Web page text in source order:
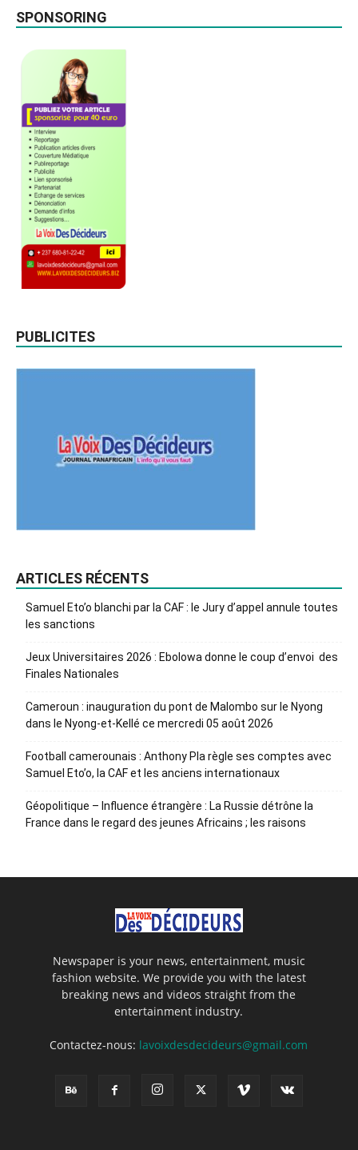
SPONSORING
PUBLICITES
ARTICLES RÉCENTS
Samuel Eto’o blanchi par la CAF : le Jury d’appel annule toutes
les sanctions
Jeux Universitaires 2026 : Ebolowa donne le coup d’envoi des
Finales Nationales
Cameroun : inauguration du pont de Malombo sur le Nyong
dans le Nyong-et-Kellé ce mercredi 05 août 2026
Football camerounais : Anthony Pla règle ses comptes avec
Samuel Eto’o, la CAF et les anciens internationaux
Géopolitique – Influence étrangère : La Russie détrône la
France dans le regard des jeunes Africains ; les raisons
Newspaper is your news, entertainment, music
fashion website. We provide you with the latest
breaking news and videos straight from the
entertainment industry.
Contactez-nous: lavoixdesdecideurs@gmail.com